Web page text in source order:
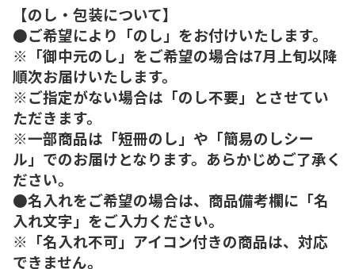
【のし・包装について】
●ご希望により「のし」をお付けいたします。
※「御中元のし」をご希望の場合は7月上旬以降
順次お届けいたします。
※ご指定がない場合は「のし不要」とさせてい
ただきます。
※一部商品は「短冊のし」や「簡易のしシー
ル」でのお届けとなります。あらかじめご了承く
ださい。
●名入れをご希望の場合は、商品備考欄に「名
入れ文字」をご入力ください。
※「名入れ不可」アイコン付きの商品は、対応
できません。